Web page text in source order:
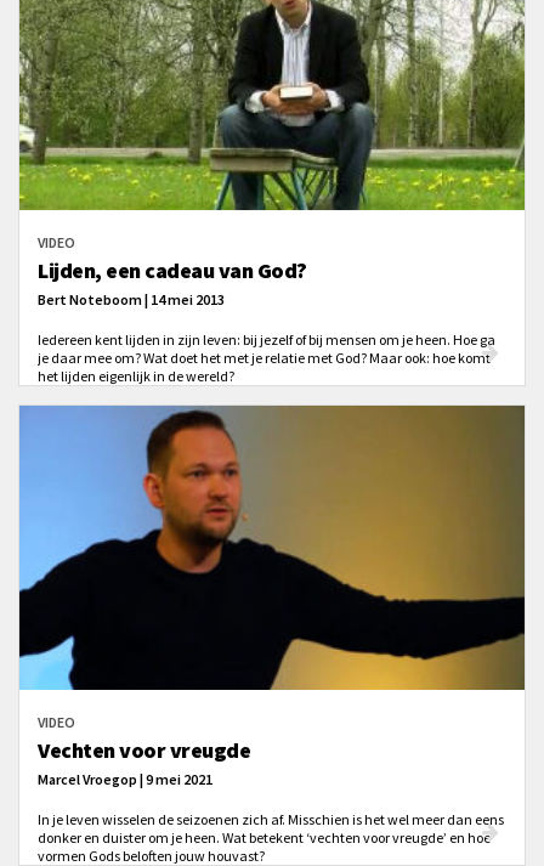
VIDEO
Lijden, een cadeau van God?
Bert Noteboom | 14 mei 2013
Iedereen kent lijden in zijn leven: bij jezelf of bij mensen om je heen. Hoe ga
je daar mee om? Wat doet het met je relatie met God? Maar ook: hoe komt
het lijden eigenlijk in de wereld?
VIDEO
Vechten voor vreugde
Marcel Vroegop | 9 mei 2021
In je leven wisselen de seizoenen zich af. Misschien is het wel meer dan eens
donker en duister om je heen. Wat betekent ‘vechten voor vreugde’ en hoe
vormen Gods beloften jouw houvast?